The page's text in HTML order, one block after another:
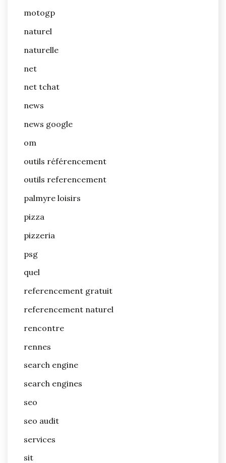
motogp
naturel
naturelle
net
net tchat
news
news google
om
outils référencement
outils referencement
palmyre loisirs
pizza
pizzeria
psg
quel
referencement gratuit
referencement naturel
rencontre
rennes
search engine
search engines
seo
seo audit
services
sit